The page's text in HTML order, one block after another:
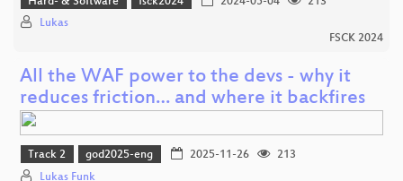
Lukas
FSCK 2024
All the WAF power to the devs - why it
reduces friction… and where it backfires
Track 2 god2025-eng 2025-11-26
213
Lukas Funk